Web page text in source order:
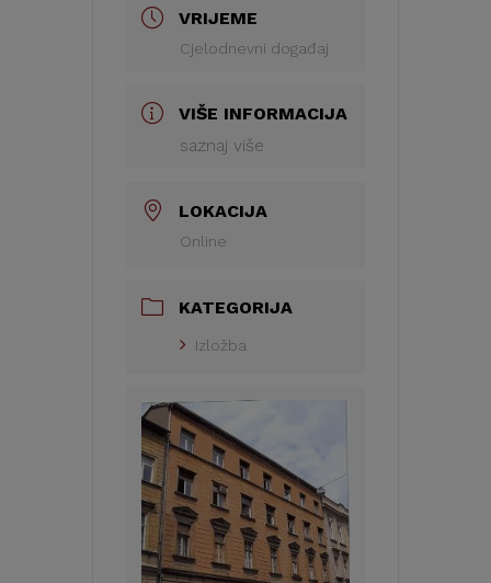
VRIJEME
Cjelodnevni događaj
VIŠE INFORMACIJA
saznaj više
LOKACIJA
Online
KATEGORIJA
Izložba